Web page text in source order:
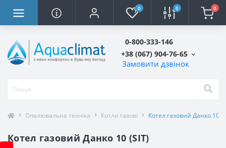
0 0 0
0-800-333-146
+38 (067) 904-76-65
Замовити дзвінок
Опалювальна техніка Котли газові Котел газовий Данко 10
Котел газовий Данко 10 (SIT)